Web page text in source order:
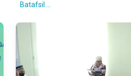
Batafsil ...